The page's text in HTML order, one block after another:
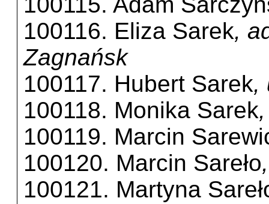
100116. Eliza Sarek,
Zagnańsk
100117. Hubert Sarek,
100118. Monika Sarek
100119. Marcin
100120. Marcin Sareło
100121. Martyna